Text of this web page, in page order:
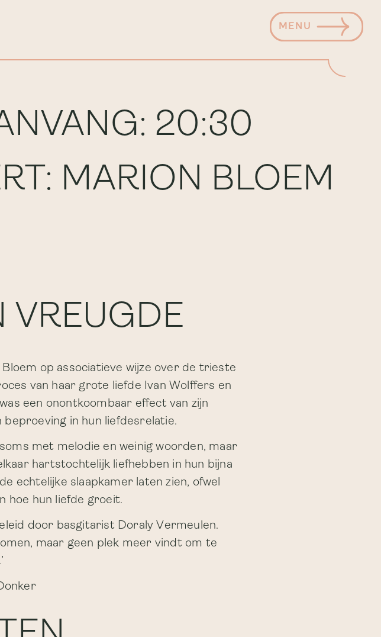
MENU
20:30
MARION BLOEM
VREUGDE
op associatieve wijze over de trieste
van haar grote liefde Ivan Wolffers en
een onontkoombaar effect van zijn
in hun liefdesrelatie.
met melodie en weinig woorden, maar
hartstochtelijk liefhebben in hun bijna
echtelijke slaapkamer laten zien, ofwel
hoe hun liefde groeit.
door basgitarist Doraly Vermeulen.
maar geen plek meer vindt om te